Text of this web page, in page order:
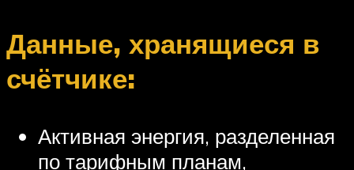
Данные, хранящиеся в
счётчике:
Активная энергия, разделенная
по тарифным планам,